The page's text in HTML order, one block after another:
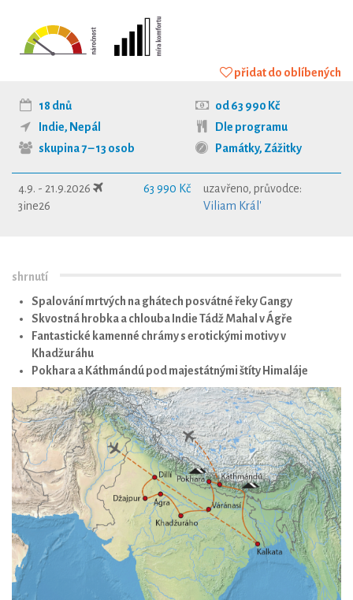
přidat do oblíbených
18 dnů
od 63 990 Kč
Indie, Nepál
Dle programu
skupina 7 – 13 osob
Památky, Zážitky
4.9. - 21.9.2026
3ine26
63 990 Kč
uzavřeno, průvodce:
Viliam Král'
shrnutí
Spalování mrtvých na ghátech posvátné řeky Gangy
Skvostná hrobka a chlouba Indie Tádž Mahal v Ágře
Fantastické kamenné chrámy s erotickými motivy v
Khadžuráhu
Pokhara a Káthmándú pod majestátnými štíty Himaláje